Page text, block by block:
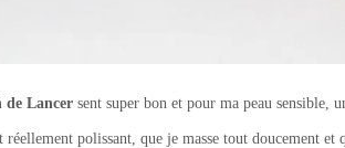
de Lancer sent super bon et pour ma peau sensible,
polissant, que je masse tout doucement